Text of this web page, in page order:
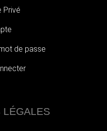
Privé
de passe
LÉGALES